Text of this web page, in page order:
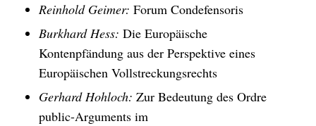
Reinhold Geimer: Forum Condefensoris
Burkhard Hess: Die Europäische
Kontenpfändung aus der Perspektive eines
Europäischen Vollstreckungsrechts
Gerhard Hohloch: Zur Bedeutung des Ordre
public-Arguments im